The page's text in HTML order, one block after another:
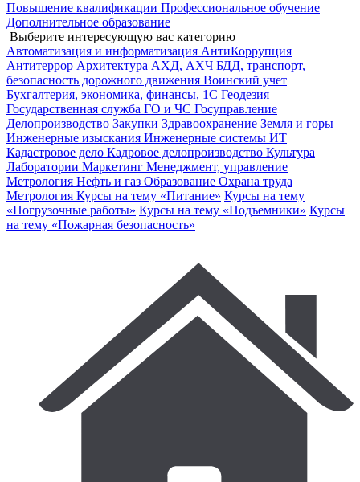
Повышение квалификации Профессиональное обучение
Дополнительное образование
Выберите интересующую вас категорию
Автоматизация и информатизация АнтиКоррупция
Антитеррор Архитектура АХД, АХЧ БДД, транспорт,
безопасность дорожного движения Воинский учет
Бухгалтерия, экономика, финансы, 1С Геодезия
Государственная служба ГО и ЧС Госуправление
Делопроизводство Закупки Здравоохранение Земля и горы
Инженерные изыскания Инженерные системы ИТ
Кадастровое дело Кадровое делопроизводство Культура
Лаборатории Маркетинг Менеджмент, управление
Метрология Нефть и газ Образование Охрана труда
Метрология Курсы на тему «Питание» Курсы на тему
«Погрузочные работы» Курсы на тему «Подъемники» Курсы
на тему «Пожарная безопасность»